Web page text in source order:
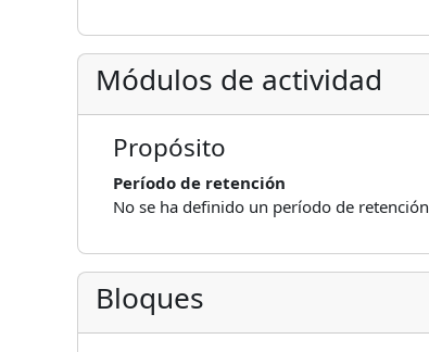
Módulos de actividad
Propósito
Período de retención
No se ha definido un período de retención
Bloques